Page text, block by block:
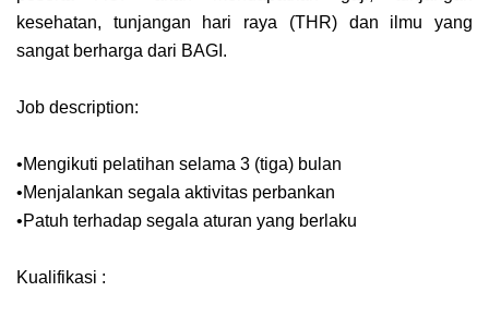
kesehatan, tunjangan hari raya (THR) dan ilmu yang
sangat berharga dari BAGI.
Job description:
•Mengikuti pelatihan selama 3 (tiga) bulan
•Menjalankan segala aktivitas perbankan
•Patuh terhadap segala aturan yang berlaku
Kualifikasi :